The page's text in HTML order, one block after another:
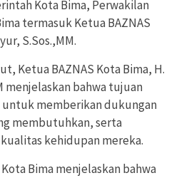
Kota Bima, Perwakilan
termasuk Ketua BAZNAS
S.Sos.,MM.
Ketua BAZNAS Kota Bima, H.
menjelaskan bahwa tujuan
untuk memberikan dukungan
membutuhkan, serta
kehidupan mereka.
Bima menjelaskan bahwa